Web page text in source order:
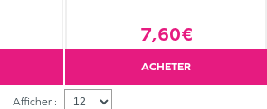
7,60€
ACHETER
Afficher :